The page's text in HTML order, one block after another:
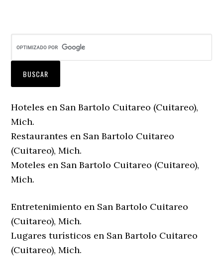
Hoteles en San Bartolo Cuitareo (Cuitareo),
Mich.
Restaurantes en San Bartolo Cuitareo
(Cuitareo), Mich.
Moteles en San Bartolo Cuitareo (Cuitareo),
Mich.
Entretenimiento en San Bartolo Cuitareo
(Cuitareo), Mich.
Lugares turísticos en San Bartolo Cuitareo
(Cuitareo), Mich.